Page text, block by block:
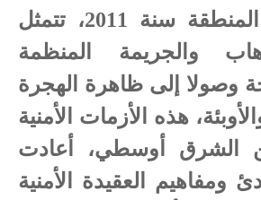
الذي شهدته المنطقة سنة 2011، تتمثل
والجريمة المنظمة
وصولا إلى ظاهرة الهجرة
هذه الأزمات الأمنية
الشرق أوسطي، أعادت
ومفاهيم العقيدة الأمنية